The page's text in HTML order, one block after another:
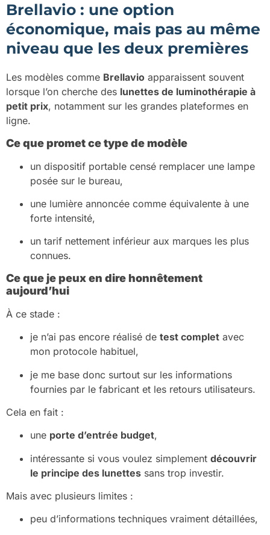
Brellavio : une option
économique, mais pas au même
niveau que les deux premières
Les modèles comme Brellavio apparaissent souvent
lorsque l’on cherche des lunettes de luminothérapie à
petit prix, notamment sur les grandes plateformes en
ligne.
Ce que promet ce type de modèle
un dispositif portable censé remplacer une lampe
posée sur le bureau,
une lumière annoncée comme équivalente à une
forte intensité,
un tarif nettement inférieur aux marques les plus
connues.
Ce que je peux en dire honnêtement
aujourd’hui
À ce stade :
je n’ai pas encore réalisé de test complet avec
mon protocole habituel,
je me base donc surtout sur les informations
fournies par le fabricant et les retours utilisateurs.
Cela en fait :
une porte d’entrée budget,
intéressante si vous voulez simplement découvrir
le principe des lunettes sans trop investir.
Mais avec plusieurs limites :
peu d’informations techniques vraiment détaillées,